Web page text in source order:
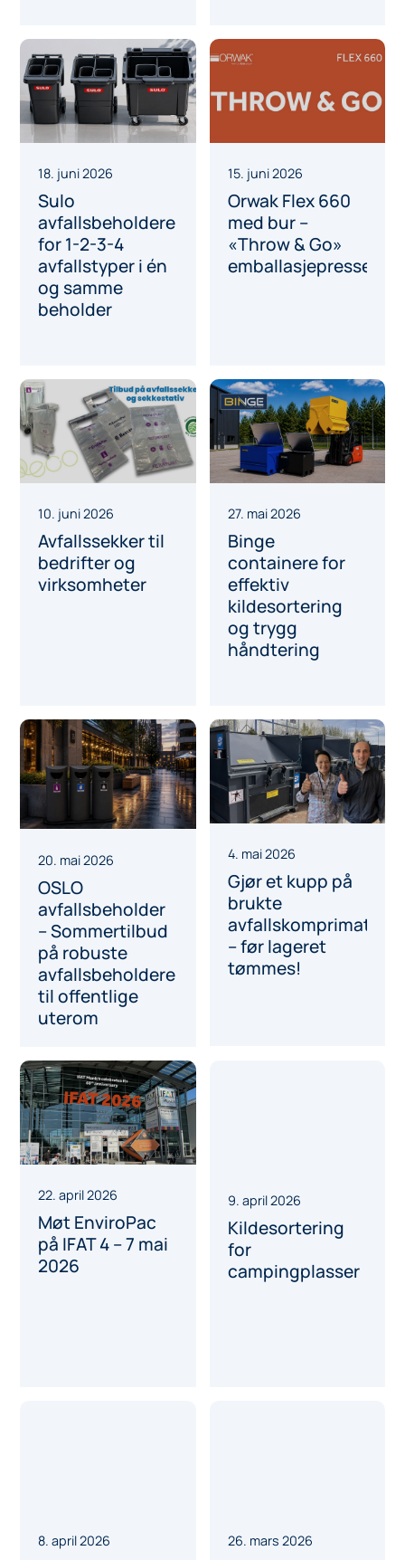
18. juni 2026
Sulo
avfallsbeholdere
for 1-2-3-4
avfallstyper i én
og samme
beholder
15. juni 2026
Orwak Flex 660
med bur –
«Throw & Go»
emballasjepresse
10. juni 2026
Avfallssekker til
bedrifter og
virksomheter
27. mai 2026
Binge
containere for
effektiv
kildesortering
og trygg
håndtering
20. mai 2026
OSLO
avfallsbeholder
– Sommertilbud
på robuste
avfallsbeholdere
til offentlige
uterom
4. mai 2026
Gjør et kupp på
brukte
avfallskomprimatorer
– før lageret
tømmes!
22. april 2026
Møt EnviroPac
på IFAT 4 – 7 mai
2026
9. april 2026
Kildesortering
for
campingplasser
8. april 2026 26. mars 2026